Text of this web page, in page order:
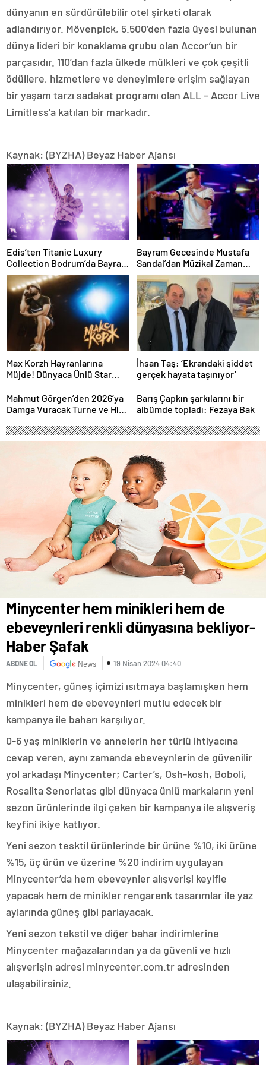
dünyanın en sürdürülebilir otel şirketi olarak
adlandırıyor. Mövenpick, 5.500’den fazla üyesi bulunan
dünya lideri bir konaklama grubu olan Accor’un bir
parçasıdır. 110’dan fazla ülkede mülkleri ve çok çeşitli
ödüllere, hizmetlere ve deneyimlere erişim sağlayan
bir yaşam tarzı sadakat programı olan ALL – Accor Live
Limitless’a katılan bir markadır.
Kaynak: (BYZHA) Beyaz Haber Ajansı
Edis’ten Titanic Luxury
Collection Bodrum’da Bayram
Gecesine Damga Vuran
Performans
Bayram Gecesinde Mustafa
Sandal’dan Müzikal Zaman
Yolculuğu
Max Korzh Hayranlarına
Müjde! Dünyaca Ünlü Star
Performansla Hayranlarıyla
Buluşuyor
İhsan Taş: ‘Ekrandaki şiddet
gerçek hayata taşınıyor’
Mahmut Görgen’den 2026’ya
Damga Vuracak Turne ve Hit
Barış Çapkın şarkılarını bir
albümde topladı: Fezaya Bak
Minycenter hem minikleri hem de
ebeveynleri renkli dünyasına bekliyor-
Haber Şafak
ABONE OL News 19 Nisan 2024 04:40
Minycenter, güneş içimizi ısıtmaya başlamışken hem
minikleri hem de ebeveynleri mutlu edecek bir
kampanya ile baharı karşılıyor.
0-6 yaş miniklerin ve annelerin her türlü ihtiyacına
cevap veren, aynı zamanda ebeveynlerin de güvenilir
yol arkadaşı Minycenter; Carter’s, Osh-kosh, Boboli,
Rosalita Senoriatas gibi dünyaca ünlü markaların yeni
sezon ürünlerinde ilgi çeken bir kampanya ile alışveriş
keyfini ikiye katlıyor.
Yeni sezon tesktil ürünlerinde bir ürüne %10, iki ürüne
%15, üç ürün ve üzerine %20 indirim uygulayan
Minycenter’da hem ebeveynler alışverişi keyifle
yapacak hem de minikler rengarenk tasarımlar ile yaz
aylarında güneş gibi parlayacak.
Yeni sezon tekstil ve diğer bahar indirimlerine
Minycenter mağazalarından ya da güvenli ve hızlı
alışverişin adresi minycenter.com.tr adresinden
ulaşabilirsiniz.
Kaynak: (BYZHA) Beyaz Haber Ajansı